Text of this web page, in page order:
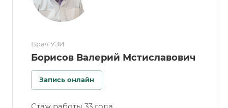
Врач УЗИ
Борисов Валерий Мстиславович
Запись онлайн